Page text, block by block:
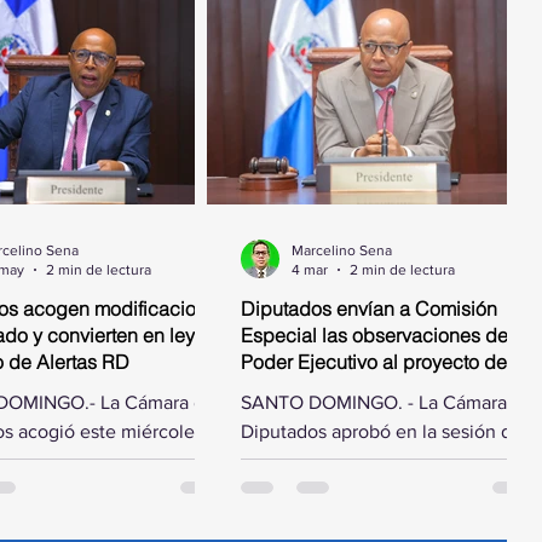
acogen modificaciones
y convierten en ley
de Alertas RD
La Cámara de
acogió este miércoles
hechas por el
la República al proyecto
Sena
2 min de lectura
Diputados envían a Comisión
Especial las observaciones del
Poder Ejecutivo al proyecto de ley
por obras ejecutadas
SANTO DOMINGO. - La Cámara de
Diputados aprobó en la sesión de
este miércoles designar una
comisión especial para estudiar las
Marcelino Sena
4 mar
2 min de lectura